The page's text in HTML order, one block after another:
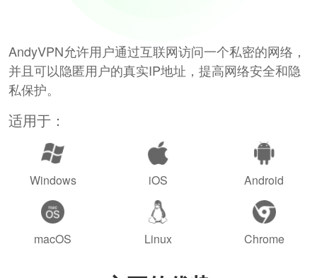
AndyVPN允许用户通过互联网访问一个私密的网络，
并且可以隐匿用户的真实IP地址，提高网络安全和隐
私保护。
适用于：
Windows iOS Android
macOS Linux Chrome